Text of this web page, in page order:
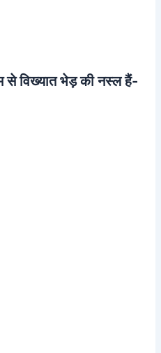
से विख्यात भेड़ की नस्ल हैं-